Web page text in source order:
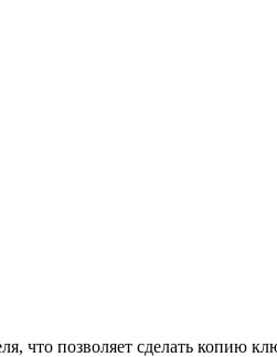
что позволяет сделать копию